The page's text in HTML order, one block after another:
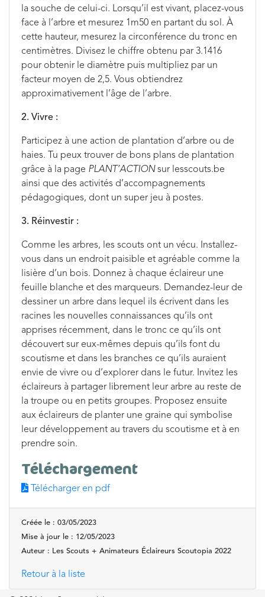
la souche de celui-ci. Lorsqu’il est vivant, placez-vous
face à l’arbre et mesurez 1m50 en partant du sol. À
cette hauteur, mesurez la circonférence du tronc en
centimètres. Divisez le chiffre obtenu par 3.1416
pour obtenir le diamètre puis multipliez par un
facteur moyen de 2,5. Vous obtiendrez
approximativement l’âge de l’arbre.
2. Vivre :
Participez à une action de plantation d’arbre ou de
haies. Tu peux trouver de bons plans de plantation
grâce à la page PLANT’ACTIONsur lesscouts.be
ainsi que des activités d’accompagnements
pédagogiques, dont un super jeu à postes.
3. Réinvestir :
Comme les arbres, les scouts ont un vécu. Installez-
vous dans un endroit paisible et agréable comme la
lisière d’un bois. Donnez à chaque éclaireur une
feuille blanche et des marqueurs. Demandez-leur de
dessiner un arbre dans lequel ils écrivent dans les
racines les nouvelles connaissances qu’ils ont
apprises récemment, dans le tronc ce qu’ils ont
découvert sur eux-mêmes depuis qu’ils font du
scoutisme et dans les branches ce qu’ils auraient
envie de vivre ou d’explorer dans le futur. Invitez les
éclaireurs à partager librement leur arbre au reste de
la troupe ou en petits groupes. Proposez ensuite
aux éclaireurs de planter une graine qui symbolise
leur développement au travers du scoutisme et à en
prendre soin.
Téléchargement
Télécharger en pdf
Créée le : 03/05/2023
Mise à jour le : 12/05/2023
Auteur : Les Scouts + Animateurs Éclaireurs Scoutopia 2022
Retour à la liste